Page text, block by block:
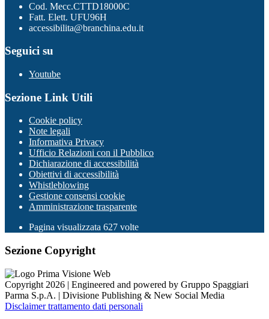
Cod. Mecc.CTTD18000C
Fatt. Elett. UFU96H
accessibilita@branchina.edu.it
Seguici su
Youtube
Sezione Link Utili
Cookie policy
Note legali
Informativa Privacy
Ufficio Relazioni con il Pubblico
Dichiarazione di accessibilità
Obiettivi di accessibilità
Whistleblowing
Gestione consensi cookie
Amministrazione trasparente
Pagina visualizzata 627 volte
Sezione Copyright
Copyright 2026 | Engineered and powered by Gruppo Spaggiari
Parma S.p.A. | Divisione Publishing & New Social Media
Disclaimer trattamento dati personali